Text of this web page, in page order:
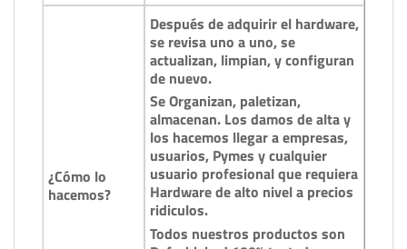
¿Cómo lo
hacemos?
Después de adquirir el hardware,
se revisa uno a uno, se
actualizan, limpian, y configuran
de nuevo.
Se Organizan, paletizan,
almacenan. Los damos de alta y
los hacemos llegar a empresas,
usuarios, Pymes y cualquier
usuario profesional que requiera
Hardware de alto nivel a precios
ridiculos.
Todos nuestros productos son